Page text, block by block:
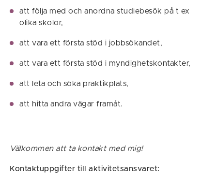
att följa med och anordna studiebesök på t ex
olika skolor,
att vara ett första stöd i jobbsökandet,
att vara ett första stöd i myndighetskontakter,
att leta och söka praktikplats,
att hitta andra vägar framåt.
Välkommen att ta kontakt med mig!
Kontaktuppgifter till aktivitetsansvaret: